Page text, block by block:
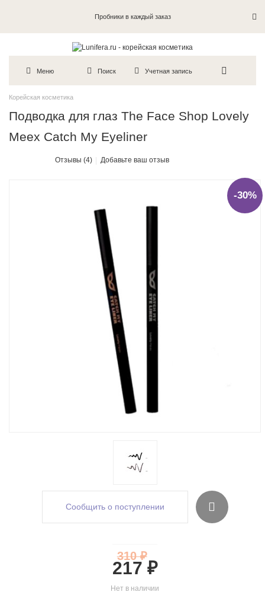
Пробники в каждый заказ
Меню Поиск Учетная запись
Корейская косметика
Подводка для глаз The Face Shop Lovely
Meex Catch My Eyeliner
Отзывы (4) Добавьте ваш отзыв
-30%
Сообщить о поступлении
Нет в наличии
217 ₽
310 ₽